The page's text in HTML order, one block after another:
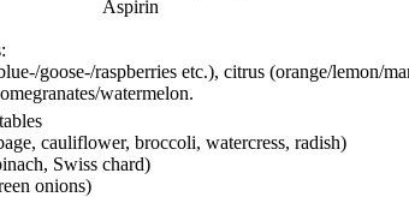
Aspirin
goose-/raspberries etc.), citrus (orange/lemon/
watermelon.
cauliflower, broccoli, watercress, radish)
Swiss chard)
onions)